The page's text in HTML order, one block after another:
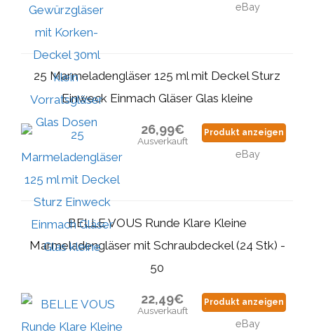
eBay
25 Marmeladengläser 125 ml mit Deckel Sturz
Einweck Einmach Gläser Glas kleine
26,99€
Ausverkauft
Produkt anzeigen
eBay
BELLE VOUS Runde Klare Kleine
Marmeladengläser mit Schraubdeckel (24 Stk) -
50
22,49€
Ausverkauft
Produkt anzeigen
eBay